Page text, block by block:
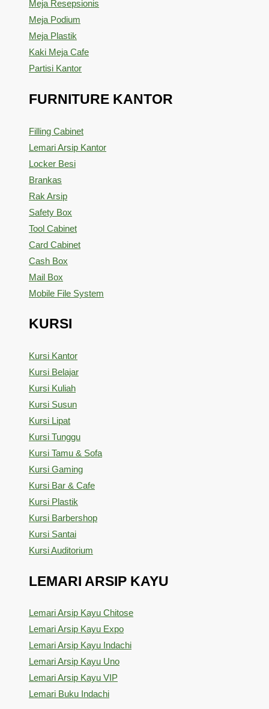
Meja Resepsionis
Meja Podium
Meja Plastik
Kaki Meja Cafe
Partisi Kantor
FURNITURE KANTOR
Filling Cabinet
Lemari Arsip Kantor
Locker Besi
Brankas
Rak Arsip
Safety Box
Tool Cabinet
Card Cabinet
Cash Box
Mail Box
Mobile File System
KURSI
Kursi Kantor
Kursi Belajar
Kursi Kuliah
Kursi Susun
Kursi Lipat
Kursi Tunggu
Kursi Tamu & Sofa
Kursi Gaming
Kursi Bar & Cafe
Kursi Plastik
Kursi Barbershop
Kursi Santai
Kursi Auditorium
LEMARI ARSIP KAYU
Lemari Arsip Kayu Chitose
Lemari Arsip Kayu Expo
Lemari Arsip Kayu Indachi
Lemari Arsip Kayu Uno
Lemari Arsip Kayu VIP
Lemari Buku Indachi